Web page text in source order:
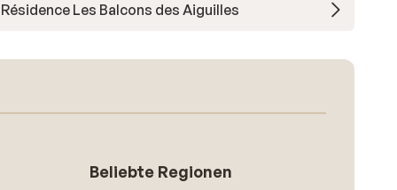
Résidence Les Balcons des Aiguilles
Beliebte Regionen